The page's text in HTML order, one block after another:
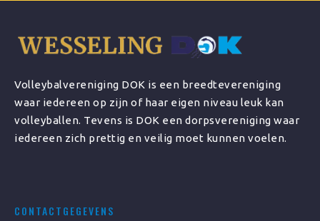
Volleybalvereniging DOK is een breedtevereniging
waar iedereen op zijn of haar eigen niveau leuk kan
volleyballen. Tevens is DOK een dorpsvereniging waar
iedereen zich prettig en veilig moet kunnen voelen.
CONTACTGEGEVENS